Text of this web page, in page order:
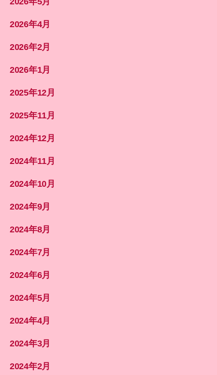
2026年4月
2026年2月
2026年1月
2025年12月
2025年11月
2024年12月
2024年11月
2024年10月
2024年9月
2024年8月
2024年7月
2024年6月
2024年5月
2024年4月
2024年3月
2024年2月